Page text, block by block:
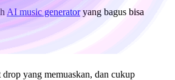
AI music generatoryang bagus bisa
yang memuaskan, dan cukup